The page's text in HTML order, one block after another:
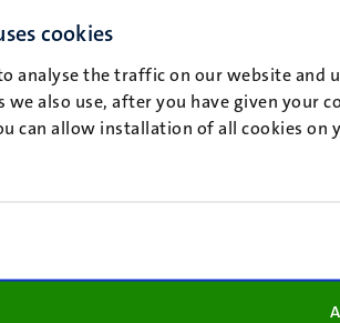
cookies
analyse the traffic on our website
we also use, after you have given your
can allow installation of all cookies